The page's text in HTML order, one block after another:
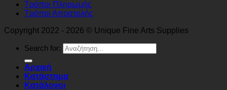
Τρόποι Πληρωμής
Τρόποι Αποστολής
Copyright 2022 - 2026 © Unique Fine Arts Supplies
Search for:
Αρχική
Κατάστημα
Κατάλογοι